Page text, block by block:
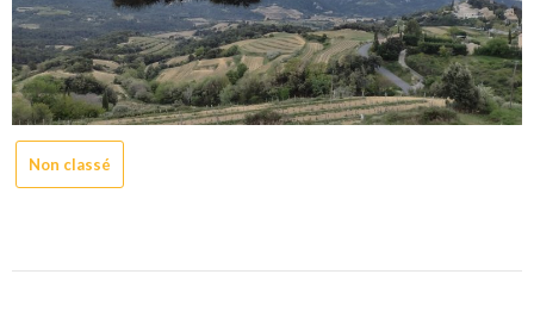
Non classé